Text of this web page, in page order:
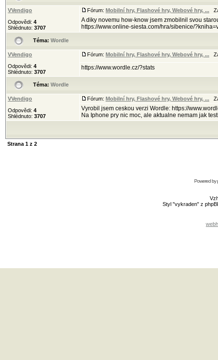
VVendigo
Odpovědi: 4
Shlédnuto: 3707
Fórum: Mobilní hry, Flashové hry, Webové hry, ...
A diky novemu how-know jsem zmobilnil svou
https://www.online-siesta.com/hra/sibenice/
Téma: Wordle
VVendigo
Odpovědi: 4
Shlédnuto: 3707
Fórum: Mobilní hry, Flashové hry, Webové hry, ...
https://www.wordle.cz/?stats
Téma: Wordle
VVendigo
Odpovědi: 4
Shlédnuto: 3707
Fórum: Mobilní hry, Flashové hry, Webové hry, ...
Vyrobil jsem ceskou verzi Wordle: https://
Na Iphone pry nic moc, ale aktualne nemam jak
Strana 1 z 2
Powered by
Styl "vykraden" z